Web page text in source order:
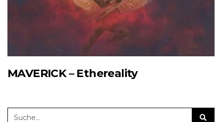
MAVERICK – Ethereality